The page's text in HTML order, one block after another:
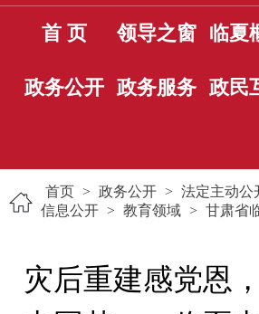
首 页 领导之窗 临夏
政务公开 政务服务 政民
首页 > 政务公开 > 法定主动公
信息公开 > 教育领域 > 甘肃省
灾后重建感党恩